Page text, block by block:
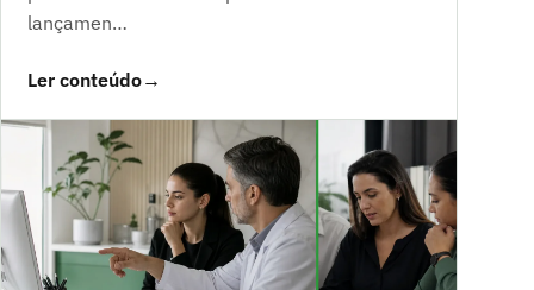
lançamen…
Ler conteúdo→